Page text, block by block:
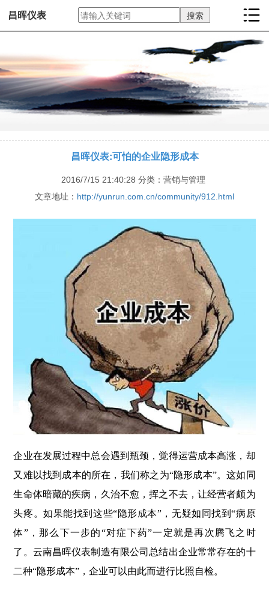
昌晖仪表
昌晖仪表:可怕的企业隐形成本
2016/7/15 21:40:28 分类：营销与管理
文章地址： http://yunrun.com.cn/community/912.html
企业在发展过程中总会遇到瓶颈，觉得运营成本高涨，却
又难以找到成本的所在，我们称之为“隐形成本”。这如同
生命体暗藏的疾病，久治不愈，挥之不去，让经营者颇为
头疼。如果能找到这些“隐形成本”，无疑如同找到“病原
体”，那么下一步的“对症下药”一定就是再次腾飞之时
了。云南昌晖仪表制造有限公司总结出企业常常存在的十
二种“隐形成本”，企业可以由此而进行比照自检。